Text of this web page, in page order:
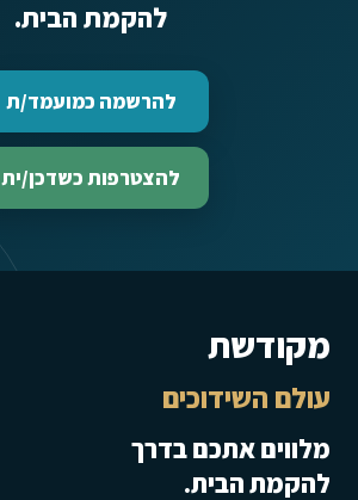
להקמת הבית.
להרשמה כמועמד/ת
להצטרפות כשדכן/ית
מקודשת
עולם השידוכים
מלווים אתכם בדרך
להקמת הבית.